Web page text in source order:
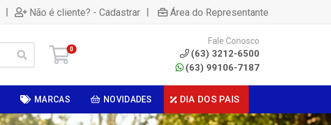
| Não é cliente? - Cadastrar | Área do Representante
0
Fale Conosco
(63) 3212-6500
(63) 99106-7187
MARCAS NOVIDADES DIA DOS PAIS